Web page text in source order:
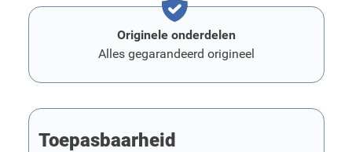
Originele onderdelen
Alles gegarandeerd origineel
Toepasbaarheid